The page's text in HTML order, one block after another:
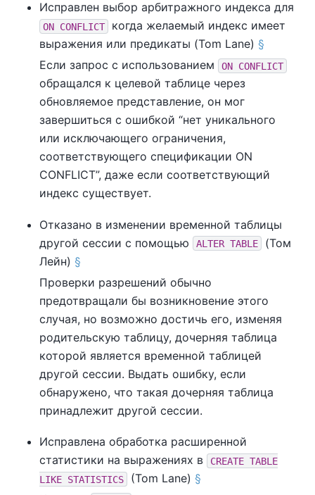
Исправлен выбор арбитражного индекса для
ON CONFLICT
когда желаемый индекс имеет
выражения или предикаты (Tom Lane) §
Если запрос с использованием
ON CONFLICT
обращался к целевой таблице через
обновляемое представление, он мог
завершиться с ошибкой “нет уникального
или исключающего ограничения,
соответствующего спецификации ON
CONFLICT”, даже если соответствующий
индекс существует.
Отказано в изменении временной таблицы
другой сессии с помощью
ALTER TABLE
(Том
Лейн) §
Проверки разрешений обычно
предотвращали бы возникновение этого
случая, но возможно достичь его, изменяя
родительскую таблицу, дочерняя таблица
которой является временной таблицей
другой сессии. Выдать ошибку, если
обнаружено, что такая дочерняя таблица
принадлежит другой сессии.
Исправлена обработка расширенной
статистики на выражениях в
CREATE TABLE
LIKE STATISTICS
(Tom Lane) §